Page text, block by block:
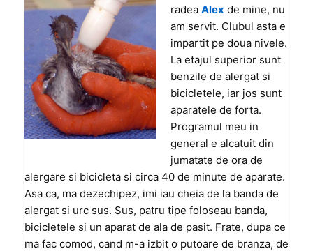
radea Alex de mine, nu
am servit. Clubul asta e
impartit pe doua nivele.
La etajul superior sunt
benzile de alergat si
bicicletele, iar jos sunt
aparatele de forta.
Programul meu in
general e alcatuit din
jumatate de ora de
alergare si bicicleta si circa 40 de minute de aparate.
Asa ca, ma dezechipez, imi iau cheia de la banda de
alergat si urc sus. Sus, patru tipe foloseau banda,
bicicletele si un aparat de ala de pasit. Frate, dupa ce
ma fac comod, cand m-a izbit o putoare de branza, de